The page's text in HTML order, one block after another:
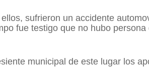
sufrieron un accidente
fue testigo que no hubo
municipal de este lugar los